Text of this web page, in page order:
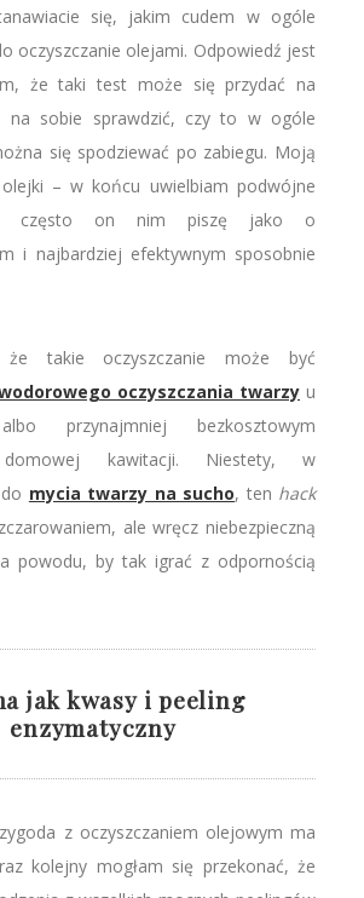
się, jakim cudem w ogóle
oczyszczanie olejami. Odpowiedź jest
że taki test może się przydać na
na sobie sprawdzić, czy to w ogóle
się spodziewać po zabiegu. Moją
olejki – w końcu uwielbiam podwójne
i często on nim piszę jako o
i najbardziej efektywnym sposobnie
że takie oczyszczanie może być
oczyszczania twarzy u
przynajmniej bezkosztowym
domowej kawitacji. Niestety, w
mycia twarzy na sucho, ten hack
ale wręcz niebezpieczną
powodu, by tak igrać z odpornością
jak kwasy i peeling
enzymatyczny
z oczyszczaniem olejowym ma
kolejny mogłam się przekonać, że